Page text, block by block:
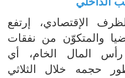
الإقتصادي، إرتفع
والمتكوّن من نفقات
رأس المال الخام، أي
حجمه خلال الثلاثي